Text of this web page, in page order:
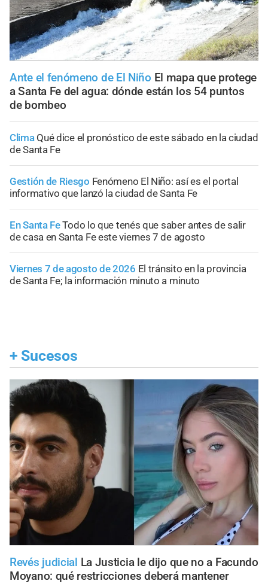
Ante el fenómeno de El Niño El mapa que protege
a Santa Fe del agua: dónde están los 54 puntos
de bombeo
Clima Qué dice el pronóstico de este sábado en la ciudad
de Santa Fe
Gestión de Riesgo Fenómeno El Niño: así es el portal
informativo que lanzó la ciudad de Santa Fe
En Santa FeTodo lo que tenés que saber antes de salir
de casa en Santa Fe este viernes 7 de agosto
Viernes 7 de agosto de 2026 El tránsito en la provincia
de Santa Fe; la información minuto a minuto
+ Sucesos
Revés judicial La Justicia le dijo que no a Facundo
Moyano: qué restricciones deberá mantener